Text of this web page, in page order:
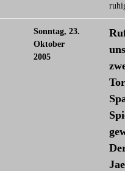
Sonntag, 23.
Oktober
2005